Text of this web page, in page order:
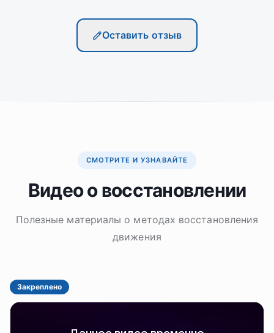
Оставить отзыв
СМОТРИТЕ И УЗНАВАЙТЕ
Видео о восстановлении
Полезные материалы о методах восстановления
движения
Закреплено